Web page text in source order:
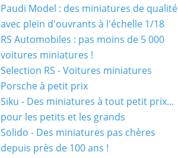
Paudi Model : des miniatures de qualité
avec plein d'ouvrants à l'échelle 1/18
RS Automobiles : pas moins de 5 000
voitures miniatures !
Selection RS - Voitures miniatures
Porsche à petit prix
Siku - Des miniatures à tout petit prix...
pour les petits et les grands
Solido - Des miniatures pas chères
depuis près de 100 ans !